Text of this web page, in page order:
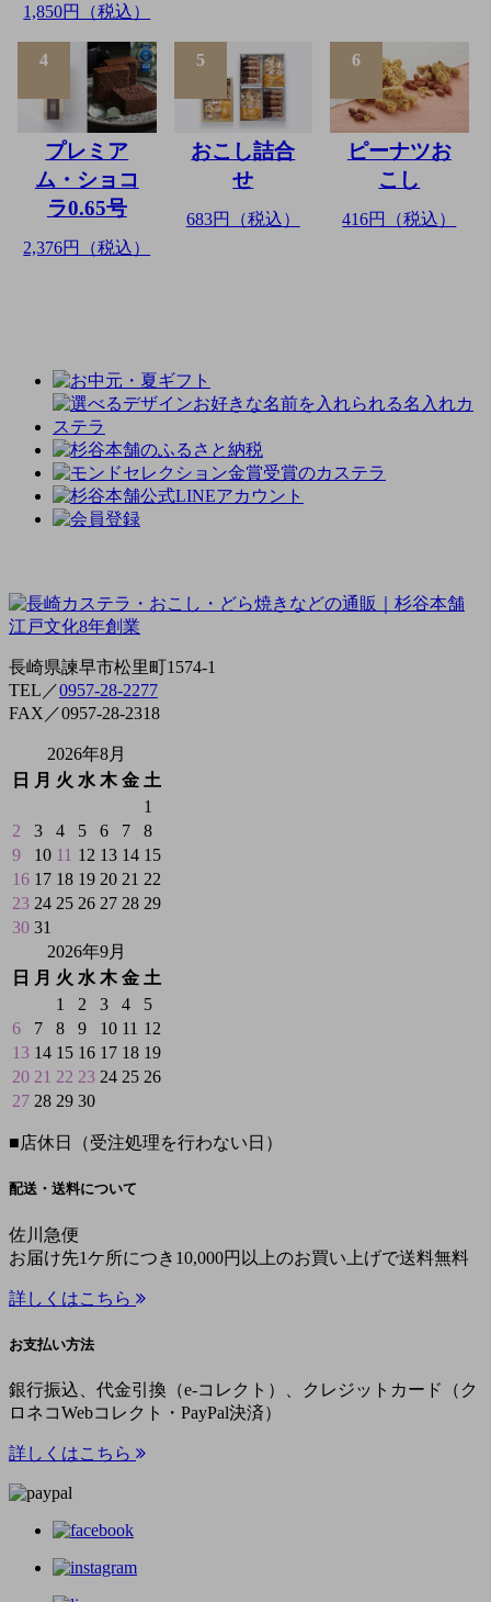
1,850円（税込）
4
プレミア
ム・ショコ
ラ0.65号
2,376円（税込）
5
おこし詰合
せ
683円（税込）
6
ピーナツお
こし
416円（税込）
長崎県諫早市松里町1574-1
TEL／0957-28-2277
FAX／0957-28-2318
2026年8月
日
月 火 水 木 金 土
1
2
3 4 5 6 7
8
9
10 11 12 13 14 15
16 17 18 19 20 21 22
23 24 25 26 27 28 29
30 31
2026年9月
日
月 火 水 木 金 土
1
2 3 4
5
6
7 8 9 10 11 12
13 14 15 16 17 18 19
20 21 22 23 24 25 26
27 28 29 30
■店休日（受注処理を行わない日）
配送・送料について
佐川急便
お届け先1ケ所につき10,000円以上のお買い上げで送料無料
詳しくはこちら
お支払い方法
銀行振込、代金引換（e-コレクト）、クレジットカード（ク
ロネコWebコレクト・PayPal決済）
詳しくはこちら